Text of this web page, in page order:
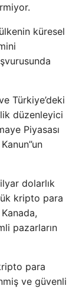
küresel
Türkiye’deki
düzenleyici
Piyasası
dolarlık
kripto para
pazarların
para
ve güvenli